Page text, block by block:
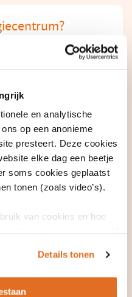
en analytische
op een anonieme
presteert. Deze cookies
elke dag een beetje
soms cookies geplaatst
tonen (zoals video’s).
van cookies en hoe
Details tonen
ondersteunt bij het gebruik
ICD-10, DSM-5;
en het toepassen van
van zaken omtrent
voor SNOMEDen de
handleidingen, papers